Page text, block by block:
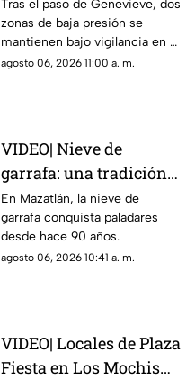
Pacífico
Tras el paso de Genevieve, dos
zonas de baja presión se
mantienen bajo vigilancia en el
Pacífico; estas son sus
agosto 06, 2026 11:00 a. m.
VIDEO| Nieve de
garrafa: una tradición
en Mazatlán desde
hace 90 años
En Mazatlán, la nieve de
garrafa conquista paladares
desde hace 90 años.
agosto 06, 2026 10:41 a. m.
VIDEO| Locales de Plaza
Fiesta en Los Mochis